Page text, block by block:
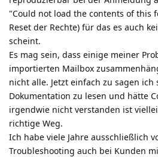
"Could not load the contents of this
Reset der Rechte) für das es auch
scheint.
Es mag sein, dass einige meiner
importierten Mailbox
nicht alle. Jetzt einfach zu sagen
Dokumentation zu lesen und hätte
irgendwie nicht verstanden ist
richtige Weg.
Ich habe viele Jahre ausschließlich
Troubleshooting auch bei Kunden